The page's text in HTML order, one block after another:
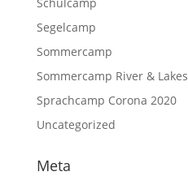
Segelcamp
Sommercamp
Sommercamp River & Lakes
Sprachcamp Corona 2020
Uncategorized
Meta